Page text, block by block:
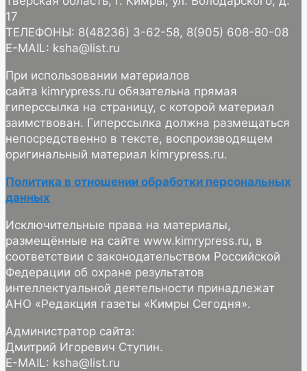
17
ТЕЛЕФОНЫ: 8(48236) 3-62-58, 8(905) 608-80-08
E-MAIL: ksha@list.ru
При использовании материалов
сайта kimrypress.ru обязательна прямая
гиперссылка на страницу, с которой материал
заимствован. Гиперссылка должна размещаться
непосредственно в тексте, воспроизводящем
оригинальный материал kimrypress.ru.
Политика в отношении обработки персональных
данных
Исключительные права на материалы,
размещённые на сайте www.kimrypress.ru, в
соответствии с законодательством Российской
Федерации об охране результатов
интеллектуальной деятельности принадлежат
АНО «Редакция газеты «Кимры Сегодня».
Администратор сайта:
Дмитрий Игоревич Ступин.
E-MAIL: ksha@list.ru